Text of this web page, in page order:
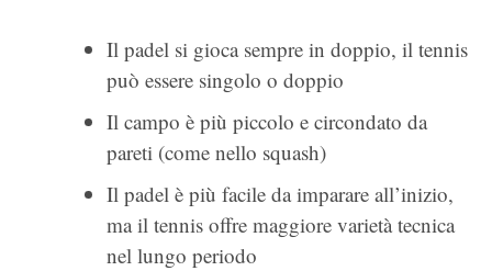
Il padel si gioca sempre in doppio, il tennis
può essere singolo o doppio
Il campo è più piccolo e circondato da
pareti (come nello squash)
Il padel è più facile da imparare all’inizio,
ma il tennis offre maggiore varietà tecnica
nel lungo periodo